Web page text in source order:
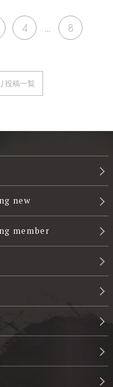
4 ... 8
投稿一覧
new
member